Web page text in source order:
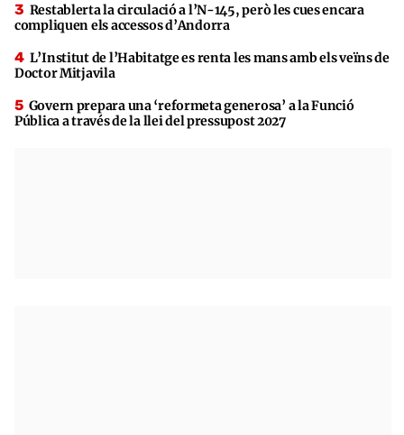
Restablerta la circulació a l’N-145, però les cues encara
compliquen els accessos d’Andorra
L’Institut de l’Habitatge es renta les mans amb els veïns de
Doctor Mitjavila
Govern prepara una ‘reformeta generosa’ a la Funció
Pública a través de la llei del pressupost 2027